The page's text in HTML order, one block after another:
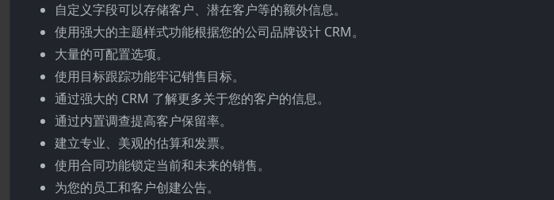
自定义字段可以存储客户、潜在客户等的额外信息。
使用强大的主题样式功能根据您的公司品牌设计 CRM。
大量的可配置选项。
使用目标跟踪功能牢记销售目标。
通过强大的 CRM 了解更多关于您的客户的信息。
通过内置调查提高客户保留率。
建立专业、美观的估算和发票。
使用合同功能锁定当前和未来的销售。
为您的员工和客户创建公告。